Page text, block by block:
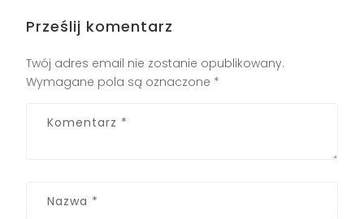
Prześlij komentarz
Twój adres email nie zostanie opublikowany.
Wymagane pola są oznaczone *